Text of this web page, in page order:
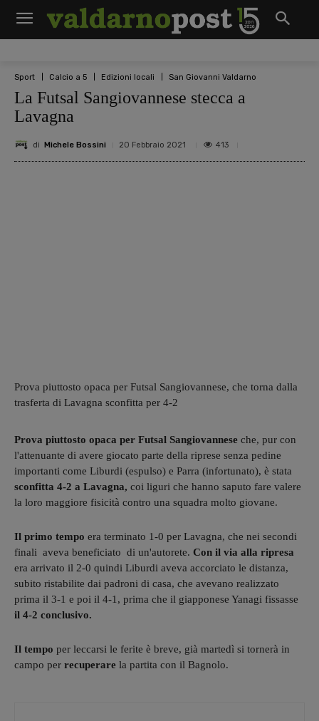
Sport Calcio a 5 Edizioni locali San Giovanni Valdarno
La Futsal Sangiovannese stecca a
Lavagna
di Michele Bossini 20 Febbraio 2021 413
Prova piuttosto opaca per Futsal Sangiovannese, che torna dalla
trasferta di Lavagna sconfitta per 4-2
Prova piuttosto opaca per Futsal Sangiovannese che, pur con
l'attenuante di avere giocato parte della riprese senza pedine
importanti come Liburdi (espulso) e Parra (infortunato), è stata
sconfitta 4-2 a Lavagna, coi liguri che hanno saputo fare valere
la loro maggiore fisicità contro una squadra molto giovane.
Il primo tempo era terminato 1-0 per Lavagna, che nei secondi
finali aveva beneficiato di un'autorete. Con il via alla ripresa
era arrivato il 2-0 quindi Liburdi aveva accorciato le distanza,
subito ristabilite dai padroni di casa, che avevano realizzato
prima il 3-1 e poi il 4-1, prima che il giapponese Yanagi fissasse
il 4-2 conclusivo.
Il tempo per leccarsi le ferite è breve, già martedì si tornerà in
campo per recuperare la partita con il Bagnolo.